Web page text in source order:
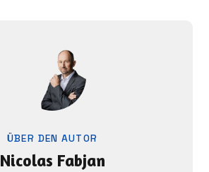
ÜBER DEN AUTOR
Nicolas Fabjan